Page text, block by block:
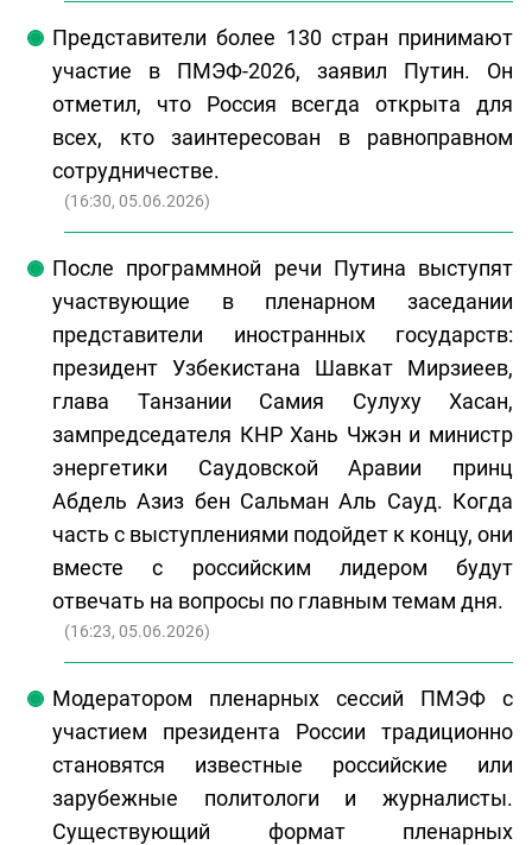
Представители более 130 стран принимают
участие в ПМЭФ-2026, заявил Путин. Он
отметил, что Россия всегда открыта для
всех, кто заинтересован в равноправном
сотрудничестве.
(16:30, 05.06.2026)
После программной речи Путина выступят
участвующие в пленарном заседании
представители иностранных государств:
президент Узбекистана Шавкат Мирзиеев,
глава Танзании Самия Сулуху Хасан,
зампредседателя КНР Хань Чжэн и министр
энергетики Саудовской Аравии принц
Абдель Азиз бен Сальман Аль Сауд. Когда
часть с выступлениями подойдет к концу, они
вместе с российским лидером будут
отвечать на вопросы по главным темам дня.
(16:23, 05.06.2026)
Модератором пленарных сессий ПМЭФ с
участием президента России традиционно
становятся известные российские или
зарубежные политологи и журналисты.
Существующий формат пленарных